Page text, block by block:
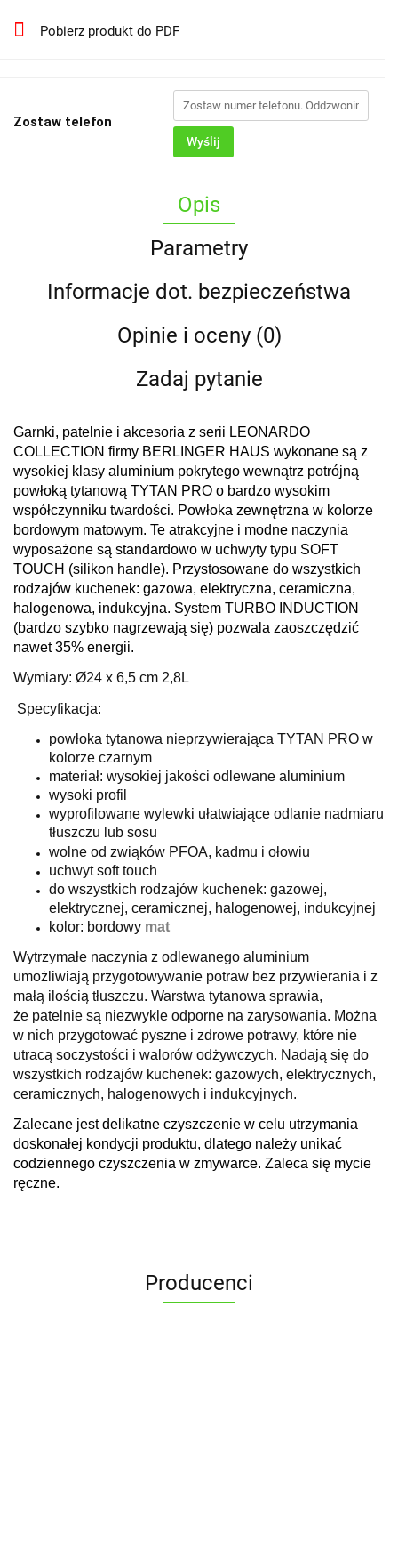
Pobierz produkt do PDF
Zostaw telefon
Wyślij
Opis
Parametry
Informacje dot. bezpieczeństwa
Opinie i oceny (0)
Zadaj pytanie
Garnki, patelnie i akcesoria z serii LEONARDO
COLLECTION firmy BERLINGER HAUS wykonane są z
wysokiej klasy aluminium pokrytego wewnątrz potrójną
powłoką tytanową TYTAN PRO o bardzo wysokim
współczynniku twardości. Powłoka zewnętrzna w kolorze
bordowym matowym. Te atrakcyjne i modne naczynia
wyposażone są standardowo w uchwyty typu SOFT
TOUCH (silikon handle). Przystosowane do wszystkich
rodzajów kuchenek: gazowa, elektryczna, ceramiczna,
halogenowa, indukcyjna. System TURBO INDUCTION
(bardzo szybko nagrzewają się) pozwala zaoszczędzić
nawet 35% energii.
Wymiary: Ø24 x 6,5 cm 2,8L
Specyfikacja:
powłoka tytanowa nieprzywierająca TYTAN PRO w
kolorze czarnym
materiał: wysokiej jakości odlewane aluminium
wysoki profil
wyprofilowane wylewki ułatwiające odlanie nadmiaru
tłuszczu lub sosu
wolne od zwiąków PFOA, kadmu i ołowiu
uchwyt soft touch
do wszystkich rodzajów kuchenek: gazowej,
elektrycznej, ceramicznej, halogenowej, indukcyjnej
kolor: bordowy mat
Wytrzymałe naczynia z odlewanego aluminium
umożliwiają przygotowywanie potraw bez przywierania i z
małą ilością tłuszczu. Warstwa tytanowa sprawia,
że patelnie są niezwykle odporne na zarysowania. Można
w nich przygotować pyszne i zdrowe potrawy, które nie
utracą soczystości i walorów odżywczych. Nadają się do
wszystkich rodzajów kuchenek: gazowych, elektrycznych,
ceramicznych, halogenowych i indukcyjnych.
Zalecane jest delikatne czyszczenie w celu utrzymania
doskonałej kondycji produktu, dlatego należy unikać
codziennego czyszczenia w zmywarce. Zaleca się mycie
ręczne.
Producenci